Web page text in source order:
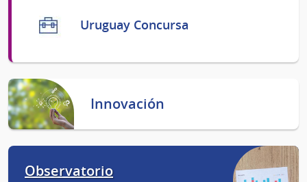
Uruguay Concursa
Innovación
Observatorio